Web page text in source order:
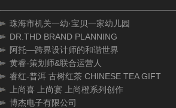
珠海市机关一幼·宝贝一家幼儿园
DR.THD BRAND PLANNING
阿托—跨界设计师的和谐世界
黄睿-策划师&联合运营人
睿红-普洱 古树红茶 CHINESE TEA GIFT
上尚喜 上尚宴 上尚橙系列创作
博杰电子有限公司